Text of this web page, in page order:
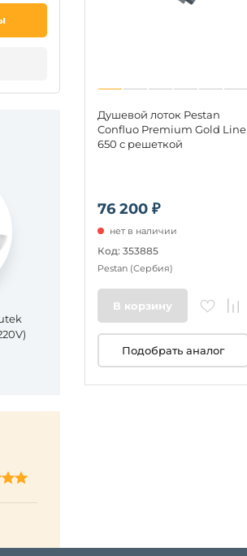
76 200 ₽
Душевой лоток Pestan
Confluo Premium Gold Line
650 с решеткой
нет в наличии
Код: 353885
Pestan (Сербия)
В корзину
Подобрать аналог